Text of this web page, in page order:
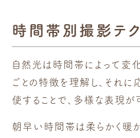
時間帯別撮影テク
自然光は時間帯によって変
ごとの特徴を理解し、それに
使することで、多様な表現が
朝早い時間帯は柔らかく暖